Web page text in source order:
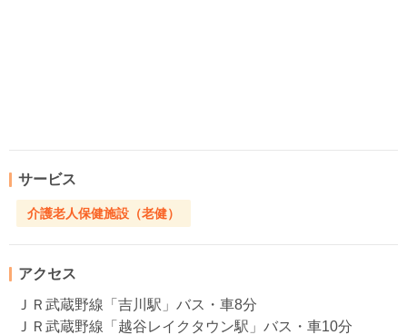
サービス
介護老人保健施設（老健）
アクセス
ＪＲ武蔵野線「吉川駅」バス・車8分
ＪＲ武蔵野線「越谷レイクタウン駅」バス・車10分